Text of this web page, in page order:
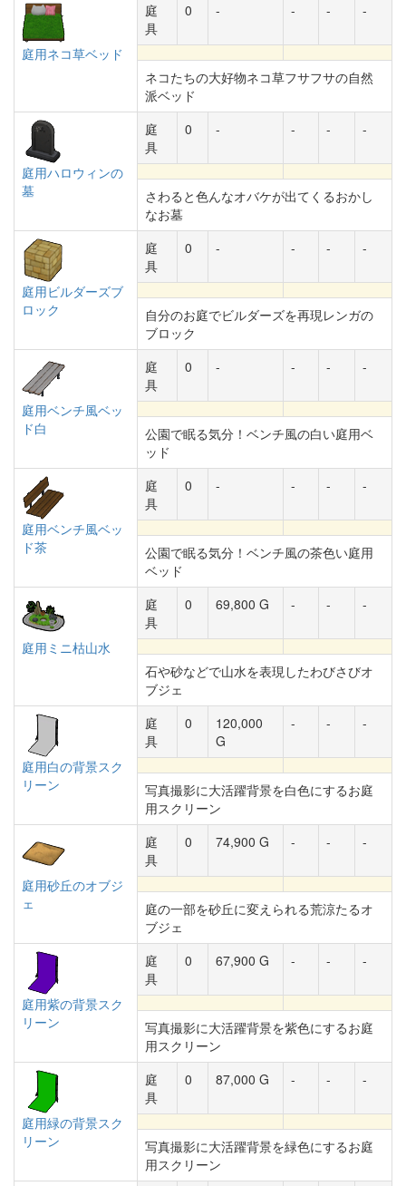
庭用ネコ草ベッド
庭
具
0 - - - -
ネコたちの大好物ネコ草フサフサの自然
派ベッド
庭用ハロウィンの
墓
庭
具
0 - - - -
さわると色んなオバケが出てくるおかし
なお墓
庭用ビルダーズブ
ロック
庭
具
0 - - - -
自分のお庭でビルダーズを再現レンガの
ブロック
庭用ベンチ風ベッ
ド白
庭
具
0 - - - -
公園で眠る気分！ベンチ風の白い庭用ベ
ッド
庭用ベンチ風ベッ
ド茶
庭
具
0 - - - -
公園で眠る気分！ベンチ風の茶色い庭用
ベッド
庭用ミニ枯山水
庭
具
0 69,800 G - - -
石や砂などで山水を表現したわびさびオ
ブジェ
庭用白の背景スク
リーン
庭
具
0
120,000
G
- - -
写真撮影に大活躍背景を白色にするお庭
用スクリーン
庭用砂丘のオブジ
ェ
庭
具
0 74,900 G - - -
庭の一部を砂丘に変えられる荒涼たるオ
ブジェ
庭用紫の背景スク
リーン
庭
具
0 67,900 G - - -
写真撮影に大活躍背景を紫色にするお庭
用スクリーン
庭用緑の背景スク
リーン
庭
具
0 87,000 G - - -
写真撮影に大活躍背景を緑色にするお庭
用スクリーン